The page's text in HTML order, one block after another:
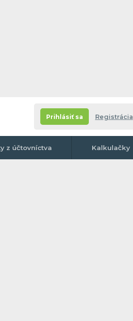
Prihlásiť sa Registrácia
z účtovníctva Kalkulačky